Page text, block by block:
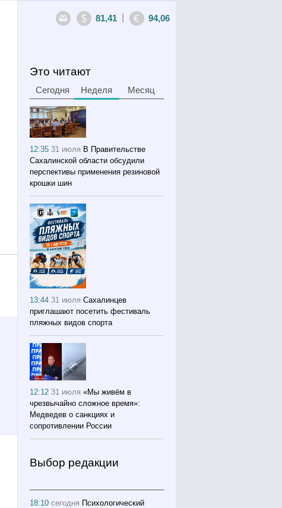
81,41 94,06
Это читают
Сегодня Неделя Месяц
12:3531 июля В Правительстве
Сахалинской области обсудили
перспективы применения резиновой
крошки шин
13:4431 июля Сахалинцев
приглашают посетить фестиваль
пляжных видов спорта
12:1231 июля «Мы живём в
чрезвычайно сложное время»:
Медведев о санкциях и
сопротивлении России
Выбор редакции
18:10сегодня Психологический